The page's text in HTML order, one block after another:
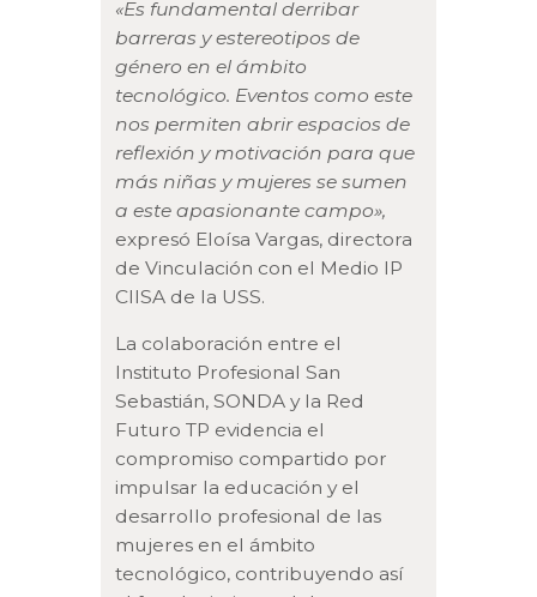
«Es fundamental derribar
barreras y estereotipos de
género en el ámbito
tecnológico. Eventos como este
nos permiten abrir espacios de
reflexión y motivación para que
más niñas y mujeres se sumen
a este apasionante campo»,
expresó Eloísa Vargas, directora
de Vinculación con el Medio IP
CIISA de la USS.
La colaboración entre el
Instituto Profesional San
Sebastián, SONDA y la Red
Futuro TP evidencia el
compromiso compartido por
impulsar la educación y el
desarrollo profesional de las
mujeres en el ámbito
tecnológico, contribuyendo así